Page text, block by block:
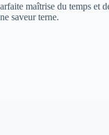
maîtrise du temps et
saveur terne.